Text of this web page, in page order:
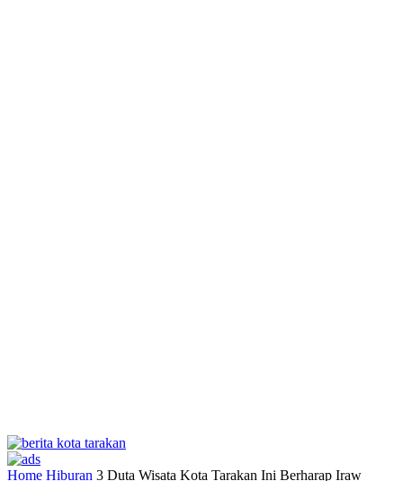
Home Hiburan 3 Duta Wisata Kota Tarakan Ini Berharap Iraw